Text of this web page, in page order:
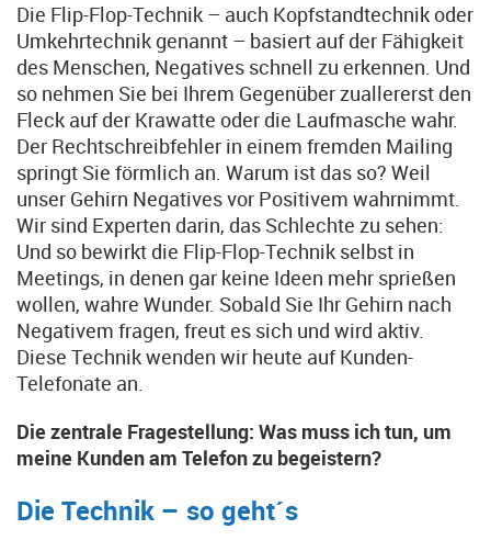
Die Flip-Flop-Technik – auch Kopfstandtechnik oder
Umkehrtechnik genannt – basiert auf der Fähigkeit
des Menschen, Negatives schnell zu erkennen. Und
so nehmen Sie bei Ihrem Gegenüber zuallererst den
Fleck auf der Krawatte oder die Laufmasche wahr.
Der Rechtschreibfehler in einem fremden Mailing
springt Sie förmlich an. Warum ist das so? Weil
unser Gehirn Negatives vor Positivem wahrnimmt.
Wir sind Experten darin, das Schlechte zu sehen:
Und so bewirkt die Flip-Flop-Technik selbst in
Meetings, in denen gar keine Ideen mehr sprießen
wollen, wahre Wunder. Sobald Sie Ihr Gehirn nach
Negativem fragen, freut es sich und wird aktiv.
Diese Technik wenden wir heute auf Kunden-
Telefonate an.
Die zentrale Fragestellung: Was muss ich tun, um
meine Kunden am Telefon zu begeistern?
Die Technik – so geht´s